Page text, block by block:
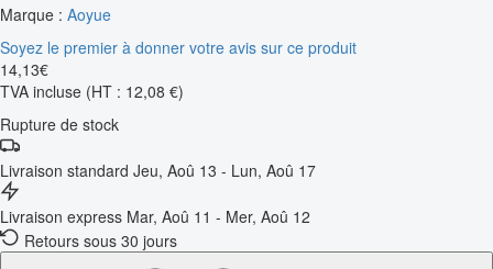
Marque : Aoyue
Soyez le premier à donner votre avis sur ce produit
14,13€
TVA incluse (HT : 12,08 €)
Rupture de stock
Livraison standard Jeu, Aoû 13 - Lun, Aoû 17
Livraison express Mar, Aoû 11 - Mer, Aoû 12
Retours sous 30 jours